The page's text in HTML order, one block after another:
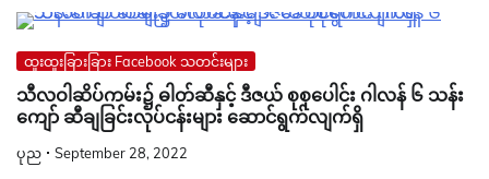
ထူးထူးခြားခြား Facebook သတင်းများ
သီလဝါဆိပ်ကမ်း၌ ဓါတ်ဆီနှင့် ဒီဇယ် စုစုပေါင်း ဂါလန် ၆ သန်း
ကျော် ဆီချခြင်းလုပ်ငန်းများ ဆောင်ရွက်လျက်ရှိ
ပုည September 28, 2022